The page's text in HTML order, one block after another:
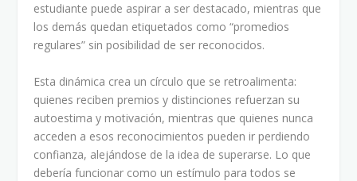
estudiante puede aspirar a ser destacado, mientras que
los demás quedan etiquetados como “promedios
regulares” sin posibilidad de ser reconocidos.
Esta dinámica crea un círculo que se retroalimenta:
quienes reciben premios y distinciones refuerzan su
autoestima y motivación, mientras que quienes nunca
acceden a esos reconocimientos pueden ir perdiendo
confianza, alejándose de la idea de superarse. Lo que
debería funcionar como un estímulo para todos se